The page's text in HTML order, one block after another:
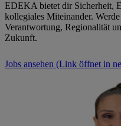
EDEKA bietet dir Sicherheit,
kollegiales Miteinander.
Verantwortung, Regionalität
Zukunft.
Jobs ansehen (Link öffnet in